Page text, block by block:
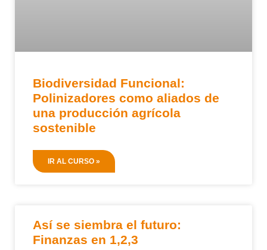
Biodiversidad Funcional:
Polinizadores como aliados de
una producción agrícola
sostenible
IR AL CURSO »
Así se siembra el futuro:
Finanzas en 1,2,3